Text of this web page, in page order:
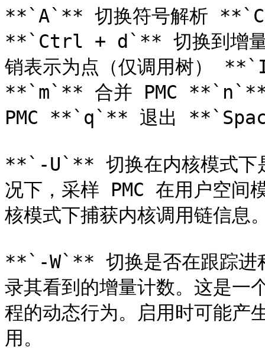
**`A`** 切换符号解析
**`Ctrl + d`** 切换到增
销表示为点（仅调用树）
**`m`** 合并 PMC
PMC **`q`** 退出
**`-U`** 切换在内核模式下
况下，采样 PMC 在用户空间
核模式下捕获内核调用链信息
**`-W`** 切换是否在跟踪进
录其看到的增量计数。这是一
程的动态行为。启用时可能产
用。